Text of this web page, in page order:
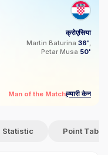
क्रोएसिया
Martin Baturina 36'
Petar Musa 50'
Man of the Matchह्‍यारी केन
Statistic Point Table